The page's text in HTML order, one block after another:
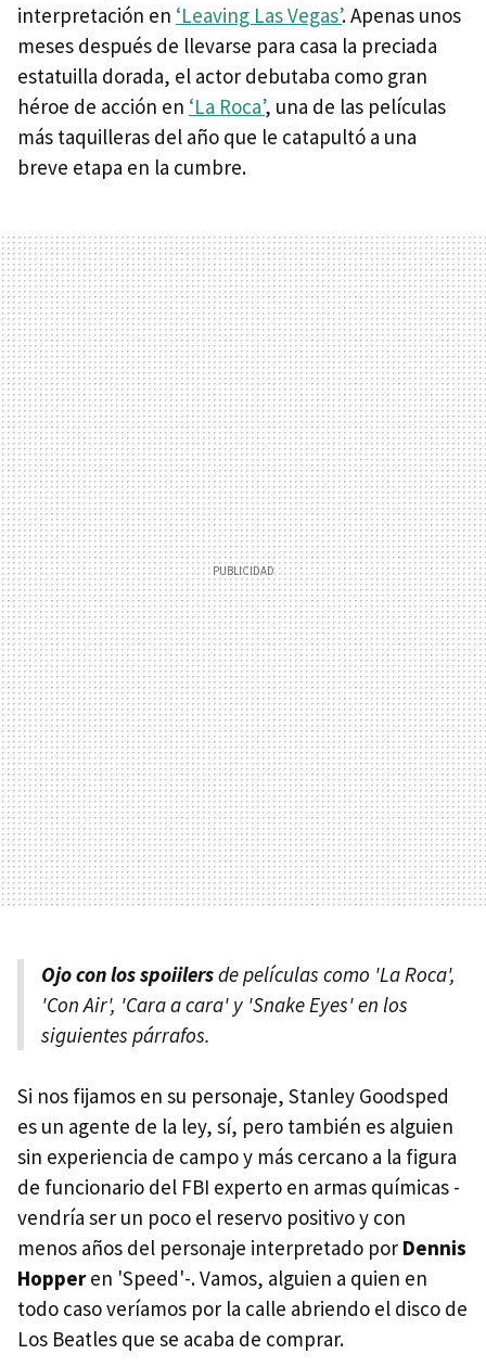
interpretación en ‘Leaving Las Vegas’. Apenas unos
meses después de llevarse para casa la preciada
estatuilla dorada, el actor debutaba como gran
héroe de acción en ‘La Roca’, una de las películas
más taquilleras del año que le catapultó a una
breve etapa en la cumbre.
Ojo con los spoiilersde películas como 'La Roca',
'Con Air', 'Cara a cara' y 'Snake Eyes' en los
siguientes párrafos.
Si nos fijamos en su personaje, Stanley Goodsped
es un agente de la ley, sí, pero también es alguien
sin experiencia de campo y más cercano a la figura
de funcionario del FBI experto en armas químicas -
vendría ser un poco el reservo positivo y con
menos años del personaje interpretado por Dennis
Hopperen 'Speed'-. Vamos, alguien a quien en
todo caso veríamos por la calle abriendo el disco de
Los Beatles que se acaba de comprar.